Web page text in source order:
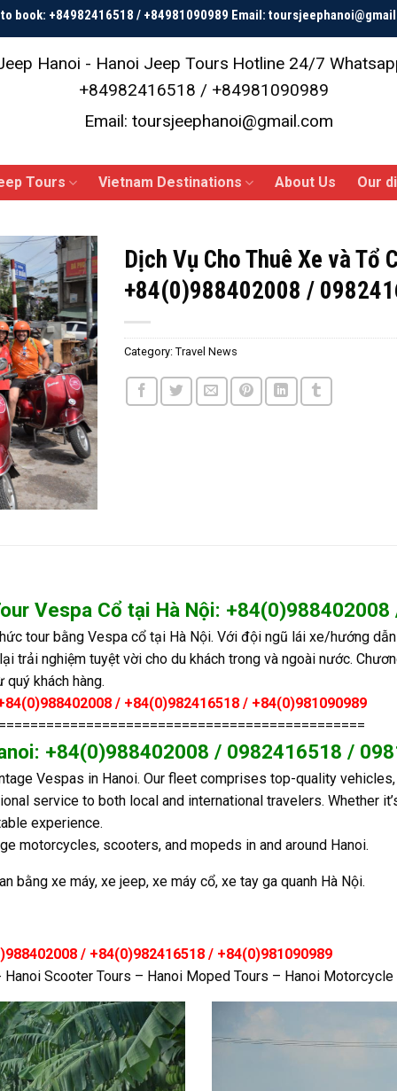
book: +84982416518 / +84981090989 Email:
Hanoi - Hanoi Jeep Tours Hotline 24/7
+84982416518 / +84981090989
Email: toursjeephanoi@gmail.com
Tours Vietnam Destinations About Us Our
Dịch Vụ Cho Thuê Xe và Tổ
+84(0)988402008 /
Category:Travel News
Vespa Cổ tại Hà Nội:
tour bằng Vespa cổ tại Hà Nội. Với đội ngũ lái xe/hướng
trải nghiệm tuyệt vời cho du khách trong và ngoài nước.
khách hàng.
/ +84(0)982416518 / +84(0)981090989
+84(0)988402008 / 0982416518 /
Vespas in Hanoi. Our fleet comprises top-quality
service to both local and international travelers. Whether
experience.
motorcycles, scooters, and mopeds in and around Hanoi.
bằng xe máy, xe jeep, xe máy cổ, xe tay ga quanh Hà Nội.
/ +84(0)982416518 / +84(0)981090989
Scooter Tours – Hanoi Moped Tours – Hanoi